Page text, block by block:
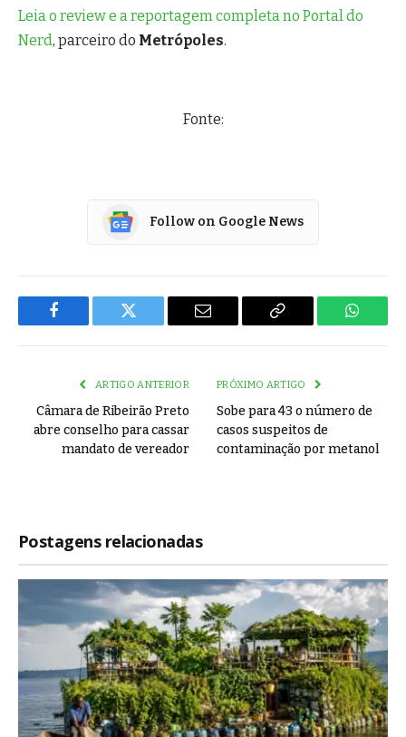
Leia o review e a reportagem completa no Portal do
Nerd, parceiro do Metrópoles.
Fonte:
Follow on Google News
Facebook Twitter Email
Copy
ARTIGO ANTERIOR
Câmara de Ribeirão Preto
abre conselho para cassar
mandato de vereador
PRÓXIMO ARTIGO
Sobe para 43 o número de
casos suspeitos de
contaminação por metanol
Postagens relacionadas